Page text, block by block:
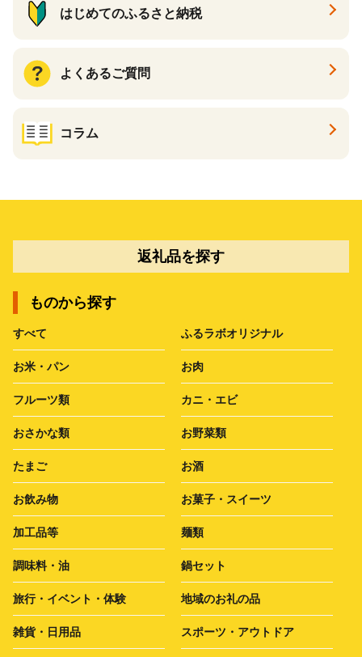
はじめてのふるさと納税
よくあるご質問
コラム
返礼品を探す
ものから探す
すべて ふるラボオリジナル
お米・パン お肉
フルーツ類 カニ・エビ
おさかな類 お野菜類
たまご お酒
お飲み物 お菓子・スイーツ
加工品等 麺類
調味料・油 鍋セット
旅行・イベント・体験 地域のお礼の品
雑貨・日用品 スポーツ・アウトドア